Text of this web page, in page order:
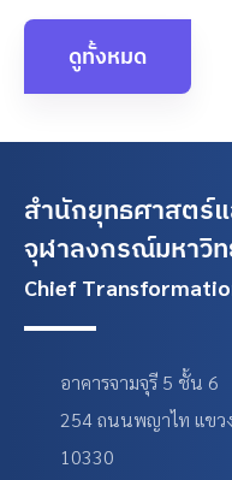
ดูทั้งหมด
สำนักยุทธศาสตร์แ
จุฬาลงกรณ์มหาวิ
Chief
อาคารจามจุรี 5 ชั้น 6
254 ถนนพญาไท แขว
10330